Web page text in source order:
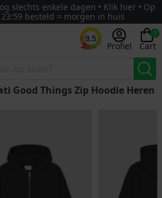
slechts enkele dagen • Klik hier • Op
besteld = morgen in huis
9.5
Profiel
0
Cart
Good Things Zip Hoodie Heren